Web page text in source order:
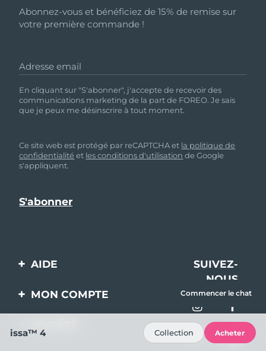
Abonnez-vous et bénéficiez de 15% de remise sur
votre première commande !
Adresse email
En cliquant sur "S'abonner", j'accepte de recevoir des
communications marketing de la part de FOREO. Je sais
que je peux me désinscrire à tout moment.
Ce site web est protégé par reCAPTCHA et la politique de
confidentialité et les conditions d'utilisation de Google
s'appliquent.
AIDE
Contactez-nous
SUIVEZ-
NOUS
MON COMPTE
Commencer le chat
issa™ 4 Collection Acheter